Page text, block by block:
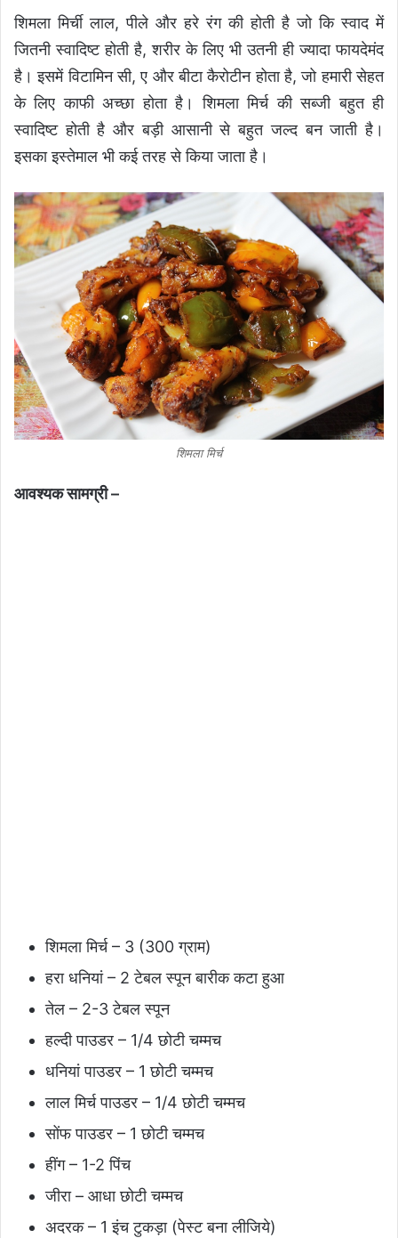
शिमला मिर्ची लाल, पीले और हरे रंग की होती है जो कि स्वाद में
जितनी स्वादिष्ट होती है, शरीर के लिए भी उतनी ही ज्यादा फायदेमंद
है। इसमें विटामिन सी, ए और बीटा कैरोटीन होता है, जो हमारी सेहत
के लिए काफी अच्छा होता है। शिमला मिर्च की सब्जी बहुत ही
स्वादिष्ट होती है और बड़ी आसानी से बहुत जल्द बन जाती है।
इसका इस्तेमाल भी कई तरह से किया जाता है।
शिमला मिर्च
आवश्यक सामग्री –
शिमला मिर्च – 3 (300 ग्राम)
हरा धनियां – 2 टेबल स्पून बारीक कटा हुआ
तेल – 2-3 टेबल स्पून
हल्दी पाउडर – 1/4 छोटी चम्मच
धनियां पाउडर – 1 छोटी चम्मच
लाल मिर्च पाउडर – 1/4 छोटी चम्मच
सोंफ पाउडर – 1 छोटी चम्मच
हींग – 1-2 पिंच
जीरा – आधा छोटी चम्मच
अदरक – 1 इंच टुकड़ा (पेस्ट बना लीजिये)